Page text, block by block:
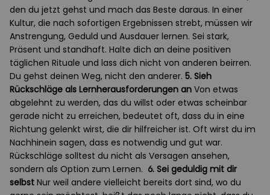
den du jetzt gehst und mach das Beste daraus. In einer
Kultur, die nach sofortigen Ergebnissen strebt, müssen wir
Anstrengung, Geduld und Ausdauer lernen. Sei stark,
Präsent und standhaft. Halte dich an deine positiven
täglichen Rituale und lass dich nicht von anderen beirren.
Du gehst deinen Weg, nicht den anderer. 5. Sieh
Rückschläge als Lernherausforderungen an Von etwas
abgelehnt zu werden, das du willst oder etwas scheinbar
gerade nicht zu erreichen, bedeutet oft, dass du in eine
Richtung gelenkt wirst, die dir hilfreicher ist. Oft wirst du im
Nachhinein sagen, dass es notwendig und gut war.
Rückschläge solltest du nicht als Versagen ansehen,
sondern als Option zum Lernen. 6. Sei geduldig mit dir
selbst Nur weil andere vielleicht bereits dort sind, wo du